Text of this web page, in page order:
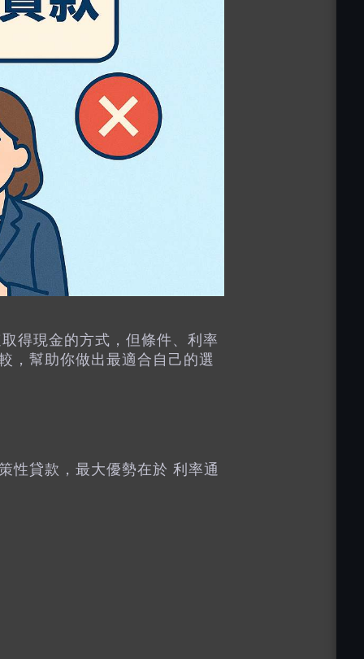
得現金的方式，但條件、利率
，幫助你做出最適合自己的選
性貸款，最大優勢在於 利率通